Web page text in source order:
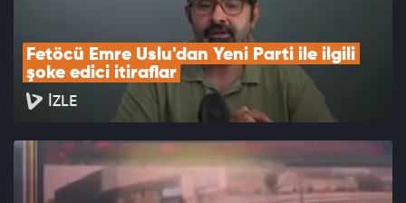
Fetöcü Emre Uslu'dan Yeni Parti ile ilgili
şoke edici itiraflar
İZLE